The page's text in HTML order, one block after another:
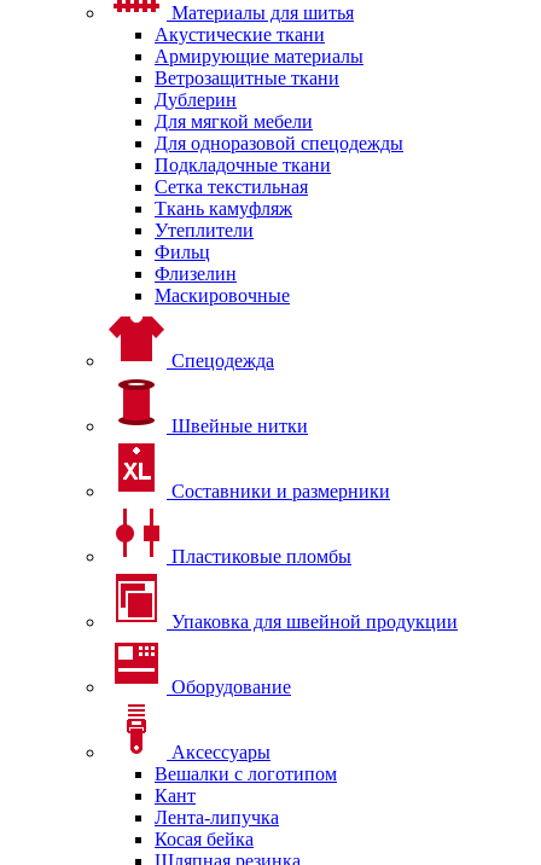
Материалы для шитья
Акустические ткани
Армирующие материалы
Ветрозащитные ткани
Дублерин
Для мягкой мебели
Для одноразовой спецодежды
Подкладочные ткани
Сетка текстильная
Ткань камуфляж
Утеплители
Фильц
Флизелин
Маскировочные
Спецодежда
Швейные нитки
Составники и размерники
Пластиковые пломбы
Упаковка для швейной продукции
Оборудование
Аксессуары
Вешалки с логотипом
Кант
Лента-липучка
Косая бейка
Шляпная резинка